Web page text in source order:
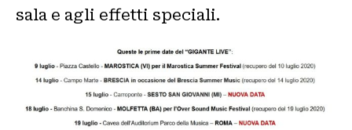
sala e agli effetti speciali.